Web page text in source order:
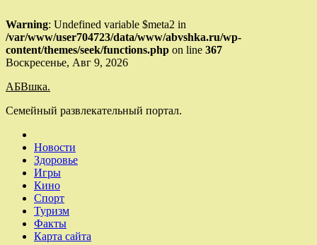
Warning: Undefined variable $meta2 in
/var/www/user704723/data/www/abvshka.ru/wp-
content/themes/seek/functions.php on line 367
Skip
content
Воскресенье, Авг 9, 2026
АБВшка.
Семейный развлекательный портал.
Новости
Здоровье
Игры
Кино
Спорт
Туризм
Факты
Карта сайта